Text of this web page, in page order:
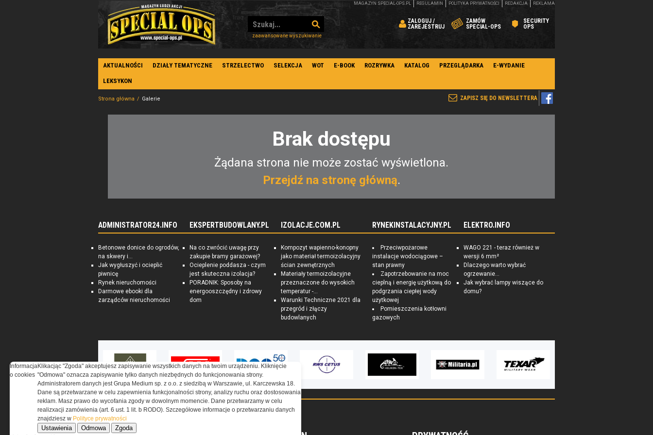
zaawansowane wyszukiwanie
ZALOGUJ /
ZAREJESTRUJ
ZAMÓW
SPECIAL-OPS
SECURITY
OPS
MAGAZYN SPECIAL-OPS.PL REGULAMIN POLITYKA PRYWATNOŚCI REDAKCJA REKLAMA
AKTUALNOŚCI DZIAŁY TEMATYCZNE STRZELECTWO SELEKCJA WOT E-BOOK ROZRYWKA KATALOG PRZEGLĄDARKA E-WYDANIE
LEKSYKON
ZAPISZ SIĘ DO NEWSLETTERA
Strona główna Galerie
Brak dostępu
Żądana strona nie może zostać wyświetlona.
Przejdź na stronę główną.
ADMINISTRATOR24.INFO
Betonowe donice do ogrodów,
na skwery i...
Jak wygłuszyć i ocieplić
piwnicę
Rynek nieruchomości
Darmowe ebooki dla
zarządców nieruchomości
EKSPERTBUDOWLANY.PL
Na co zwrócić uwagę przy
zakupie bramy garażowej?
Ocieplenie poddasza - czym
jest skuteczna izolacja?
PORADNIK: Sposoby na
energooszczędny i zdrowy
dom
IZOLACJE.COM.PL
Kompozyt wapienno-konopny
jako materiał termoizolacyjny
ścian zewnętrznych
Materiały termoizolacyjne
przeznaczone do wysokich
temperatur -...
Warunki Techniczne 2021 dla
przegród i złączy
budowlanych
RYNEKINSTALACYJNY.PL
Przeciwpożarowe
instalacje wodociągowe –
stan prawny
Zapotrzebowanie na moc
cieplną i energię użytkową do
podgrzania ciepłej wody
użytkowej
Pomieszczenia kotłowni
gazowych
ELEKTRO.INFO
WAGO 221 - teraz również w
wersji 6 mm²
Dlaczego warto wybrać
ogrzewanie...
Jak wybrać lampy wiszące do
domu?
Informacja
o cookies
Klikacjąc "Zgoda" akceptujesz zapisywanie wszystkich danych na twoim urządzeniu. Kliknięcie
"Odmowa" oznacza zapisywanie tylko danych niezbędnych do funkcjonowania strony.
Administratorem danych jest Grupa Medium sp. z o.o. z siedzibą w Warszawie, ul. Karczewska 18.
Dane są przetwarzane w celu zapewnienia funkcjonalności strony, analizy ruchu oraz dostosowania
reklam. Masz prawo do wycofania zgody w dowolnym momencie. Dane przetwarzamy w celu
realizxacji zamówienia (art. 6 ust. 1 lit. b RODO). Szczegółowe informacje o przetwarzaniu danych
znajdziesz w Polityce prywatności
Ustawienia Odmowa Zgoda